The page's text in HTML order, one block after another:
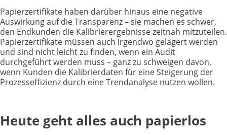
Papierzertifikate haben darüber hinaus eine negative
Auswirkung auf die Transparenz – sie machen es schwer,
den Endkunden die Kalibrierergebnisse zeitnah mitzuteilen.
Papierzertifikate müssen auch irgendwo gelagert werden
und sind nicht leicht zu finden, wenn ein Audit
durchgeführt werden muss – ganz zu schweigen davon,
wenn Kunden die Kalibrierdaten für eine Steigerung der
Prozesseffizienz durch eine Trendanalyse nutzen wollen.
Heute geht alles auch papierlos